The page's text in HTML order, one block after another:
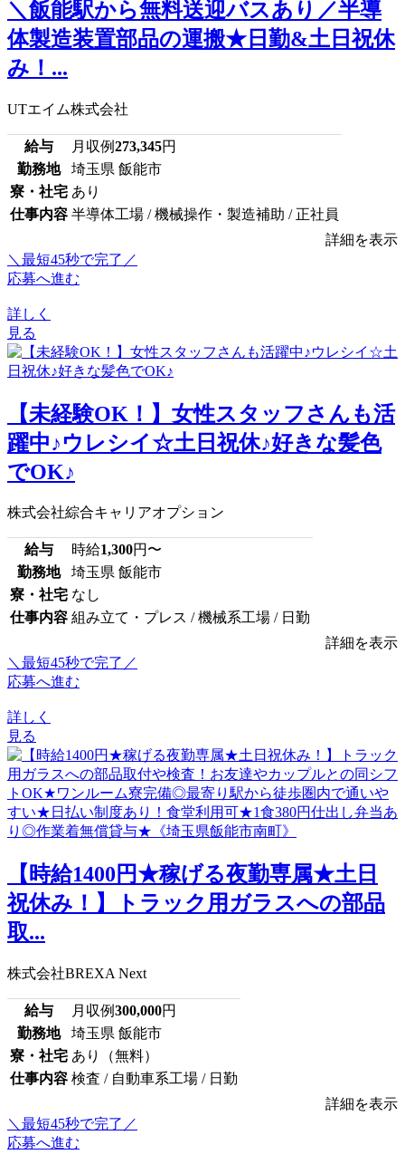
＼飯能駅から無料送迎バスあり／半導
体製造装置部品の運搬★日勤&土日祝休
み！...
UTエイム株式会社
給与 月収例273,345円
勤務地
埼玉県 飯能市
寮・社宅 あり
仕事内容 半導体工場 / 機械操作・製造補助 / 正社員
詳細を表示
＼最短45秒で完了／
応募へ進む
詳しく
見る
【未経験OK！】女性スタッフさんも活
躍中♪ウレシイ☆土日祝休♪好きな髪色
でOK♪
株式会社綜合キャリアオプション
給与 時給1,300円〜
勤務地
埼玉県 飯能市
寮・社宅 なし
仕事内容 組み立て・プレス / 機械系工場 / 日勤
詳細を表示
＼最短45秒で完了／
応募へ進む
詳しく
見る
【時給1400円★稼げる夜勤専属★土日
祝休み！】トラック用ガラスへの部品
取...
株式会社BREXA Next
給与 月収例300,000円
勤務地
埼玉県 飯能市
寮・社宅 あり（無料）
仕事内容 検査 / 自動車系工場 / 日勤
詳細を表示
＼最短45秒で完了／
応募へ進む